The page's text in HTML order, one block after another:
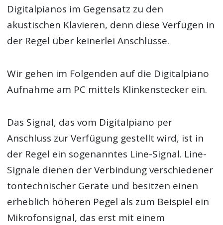
Digitalpianos im Gegensatz zu den
akustischen Klavieren, denn diese Verfügen in
der Regel über keinerlei Anschlüsse.
Wir gehen im Folgenden auf die Digitalpiano
Aufnahme am PC mittels Klinkenstecker ein.
Das Signal, das vom Digitalpiano per
Anschluss zur Verfügung gestellt wird, ist in
der Regel ein sogenanntes Line-Signal. Line-
Signale dienen der Verbindung verschiedener
tontechnischer Geräte und besitzen einen
erheblich höheren Pegel als zum Beispiel ein
Mikrofonsignal, das erst mit einem